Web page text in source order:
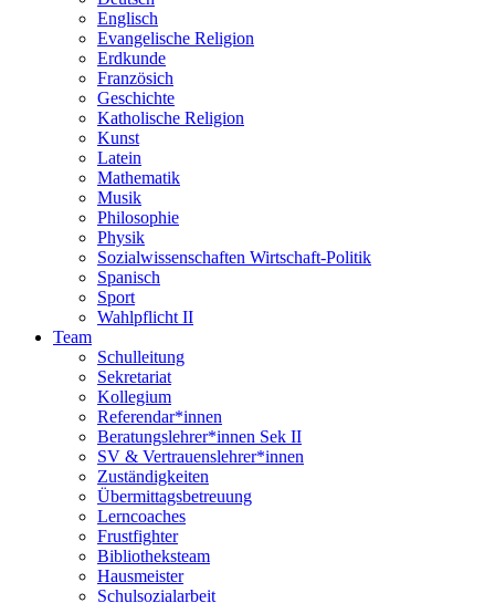
Englisch
Evangelische Religion
Erdkunde
Französich
Geschichte
Katholische Religion
Kunst
Latein
Mathematik
Musik
Philosophie
Physik
Sozialwissenschaften Wirtschaft-Politik
Spanisch
Sport
Wahlpflicht II
Team
Schulleitung
Sekretariat
Kollegium
Referendar*innen
Beratungslehrer*innen Sek II
SV & Vertrauenslehrer*innen
Zuständigkeiten
Übermittagsbetreuung
Lerncoaches
Frustfighter
Bibliotheksteam
Hausmeister
Schulsozialarbeit